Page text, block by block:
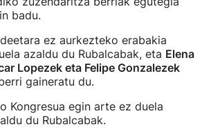
badu.
ez aurkezteko erabakia
azaldu du Rubalcabak, eta Elena
Lopezek eta Felipe Gonzalezek
gaineratu du.
Kongresua egin arte ez duela
du Rubalcabak.